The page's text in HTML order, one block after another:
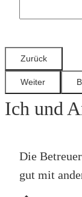
Ich und
Die
gut mit